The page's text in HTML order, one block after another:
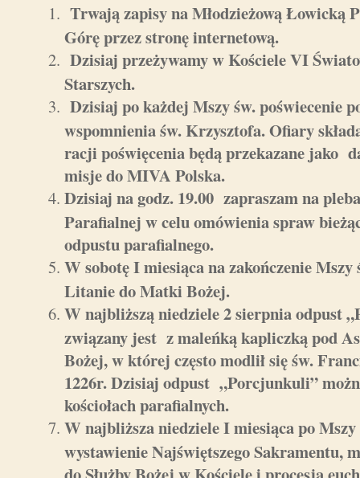
Trwają zapisy na Młodzieżową Łowicką
Górę przez stronę internetową.
Dzisiaj przeżywamy w Kościele VI
Starszych.
Dzisiaj po każdej Mszy św. poświecenie
wspomnienia św. Krzysztofa. Ofiary
racji poświęcenia będą przekazane jako
misje do MIVA Polska.
Dzisiaj na godz. 19.00 zapraszam na
Parafialnej w celu omówienia spraw
odpustu parafialnego.
W sobotę I miesiąca na zakończenie Mszy
Litanie do Matki Bożej.
W najbliższą niedziele 2 sierpnia odpust
związany jest z maleńką kapliczką pod
Bożej, w której często modlił się św.
1226r. Dzisiaj odpust „Porcjunkuli”
kościołach parafialnych.
W najbliższa niedziele I miesiąca po Mszy
wystawienie Najświętszego Sakramentu,
do Służby Bożej w Kościele i procesja